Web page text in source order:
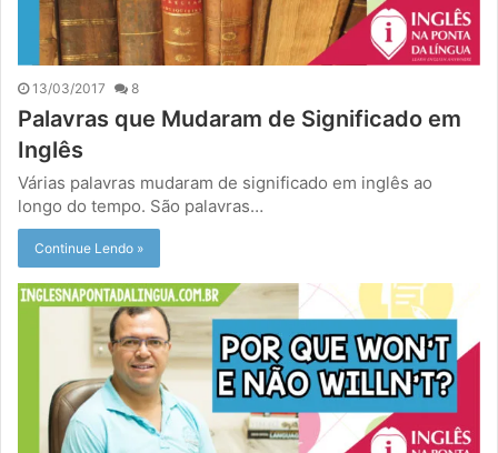
13/03/2017 8
Palavras que Mudaram de Significado em
Inglês
Várias palavras mudaram de significado em inglês ao
longo do tempo. São palavras…
Continue Lendo »